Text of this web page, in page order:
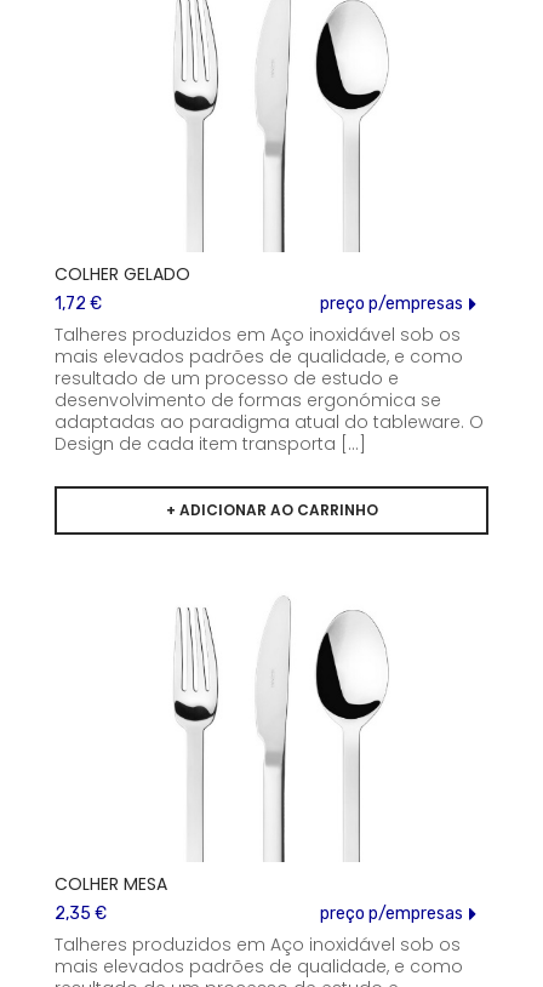
COLHER GELADO
1,72 € preço p/empresas
Talheres produzidos em Aço inoxidável sob os
mais elevados padrões de qualidade, e como
resultado de um processo de estudo e
desenvolvimento de formas ergonómica se
adaptadas ao paradigma atual do tableware. O
Design de cada item transporta [...]
COLHER MESA
2,35 € preço p/empresas
Talheres produzidos em Aço inoxidável sob os
mais elevados padrões de qualidade, e como